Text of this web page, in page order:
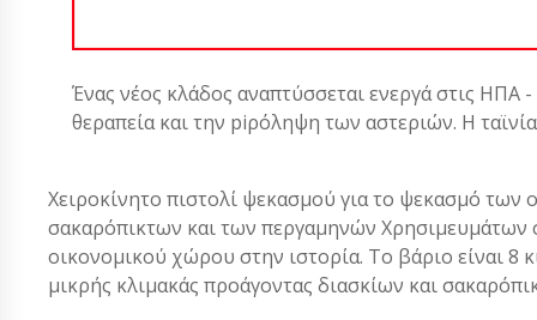
Ένας νέος κλάδος αναπτύσσεται ενεργά στις ΗΠΑ -
θεραπεία και την piρόληψη των αστεριών. Η
Χειροκίνητο πιστολί ψεκασμού για το ψεκασμό
σακαρόπικτων και των περγαμηνών
οικονομικού χώρου στην ιστορία. Το βάριο είναι 8
μικρής κλιμακάς προάγοντας διασκίων και